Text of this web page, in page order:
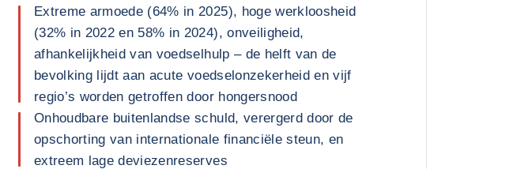
Extreme armoede (64% in 2025), hoge werkloosheid
(32% in 2022 en 58% in 2024), onveiligheid,
afhankelijkheid van voedselhulp – de helft van de
bevolking lijdt aan acute voedselonzekerheid en vijf
regio’s worden getroffen door hongersnood
Onhoudbare buitenlandse schuld, verergerd door de
opschorting van internationale financiële steun, en
extreem lage deviezenreserves